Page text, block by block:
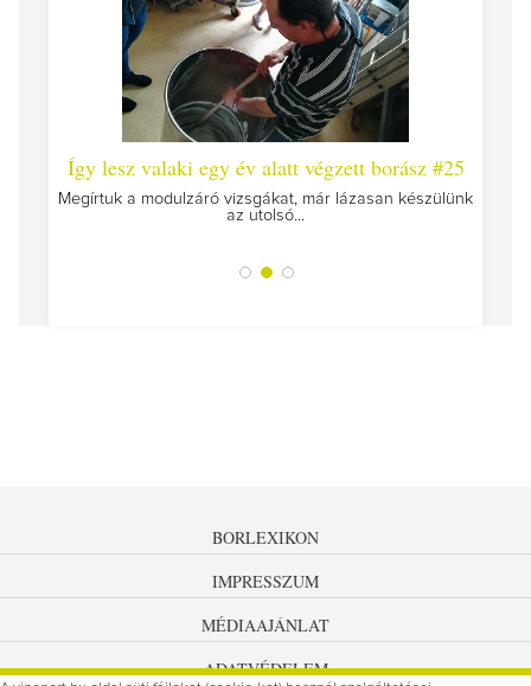
Így lesz valaki egy év alatt végzett borász #25
Megírtuk a modulzáró vizsgákat, már lázasan készülünk
az utolsó...
BORLEXIKON
IMPRESSZUM
MÉDIAAJÁNLAT
ADATVÉDELEM